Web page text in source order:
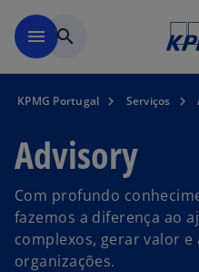
menu search
KPMG Portugal Serviços
Advisory
Com profundo
fazemos a diferença ao
complexos, gerar valor
organizações.